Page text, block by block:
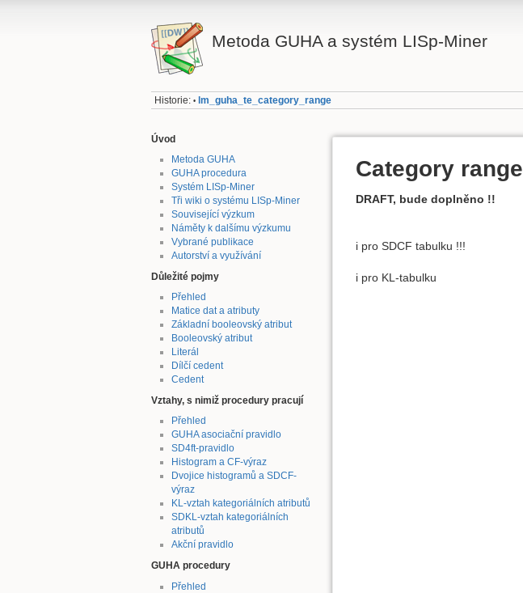
Metoda GUHA a systém LISp-Miner
Historie: • lm_guha_te_category_range
Úvod
Metoda GUHA
GUHA procedura
Systém LISp-Miner
Tři wiki o systému LISp-Miner
Související výzkum
Náměty k dalšímu výzkumu
Vybrané publikace
Autorství a využívání
Důležité pojmy
Přehled
Matice dat a atributy
Základní booleovský atribut
Booleovský atribut
Literál
Dílčí cedent
Cedent
Vztahy, s nimiž procedury pracují
Přehled
GUHA asociační pravidlo
SD4ft-pravidlo
Histogram a CF-výraz
Dvojice histogramů a SDCF-
výraz
KL-vztah kategoriálních atributů
SDKL-vztah kategoriálních
atributů
Akční pravidlo
GUHA procedury
Přehled
Category range
DRAFT, bude doplněno !!
i pro SDCF tabulku !!!
i pro KL-tabulku